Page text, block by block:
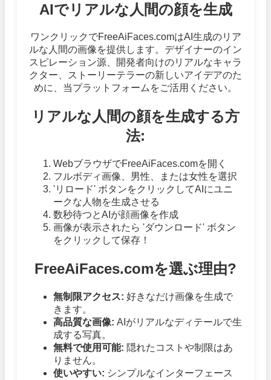
AIでリアルな人間の顔を生成
ワンクリックでFreeAiFaces.comはAI生成のリア
ルな人間の画像を提供します。デザイナーのイン
スピレーション源、開発者向けのリアルなキャラ
クター、ストーリーテラーの新しいアイデアのた
めに、当プラットフォームをご活用ください。
リアルな人間の顔を生成する方
法:
WebブラウザでFreeAiFaces.comを開く
フルボディ画像、男性、または女性を選択
'リロード' ボタンをクリックしてAIにユニ
ークな人物を生成させる
数秒待つとAIが顔画像を作成
画像が表示されたら 'ダウンロード' ボタン
をクリックして保存！
FreeAiFaces.comを選ぶ理由?
無制限アクセス: 好きなだけ画像を生成で
きます。
高品質な画像: AIがリアルなディテールで生
成する写真。
無料で使用可能: 隠れたコストや制限はあ
りません。
使いやすい: シンプルなインターフェース